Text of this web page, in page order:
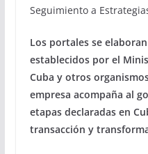
Seguimiento a
Los portales se
establecidos por el
Cuba y otros
empresa acompaña al
etapas declaradas en
transacción y